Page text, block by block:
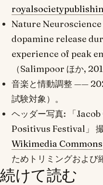
Nature Neuroscience
dopamine release
experience of peak
（Salimpoor ほか,
音楽と情動調整 ——
試験対象）。
ヘッダー写真: 「
Positivus Festival」
Wikimedia Commons
ためトリミングおよび
続けて読む